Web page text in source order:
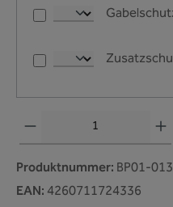
Produktnummer: BP01-
EAN: 4260711724336